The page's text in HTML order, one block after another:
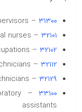
31300
– Nursing coordinators and supervisors
32101
– Licensed practical nurses
32102
– Paramedical occupations
32112
– Dental technologists and technicians
32129
– Other medical technologists and technicians
33100
assistants